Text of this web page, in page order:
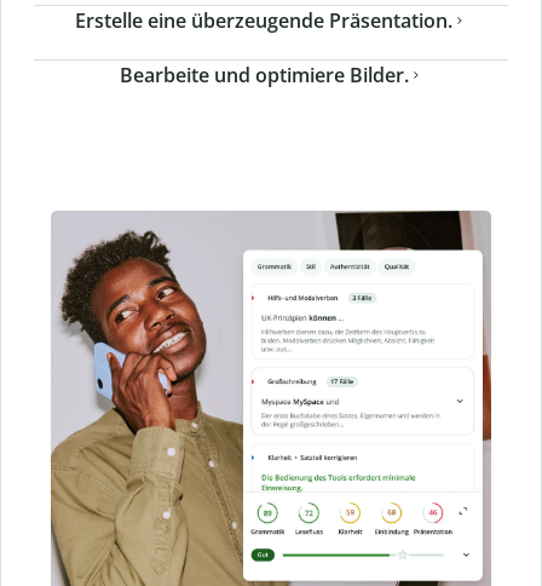
Erstelle eine überzeugende Präsentation.
Bearbeite und optimiere Bilder.